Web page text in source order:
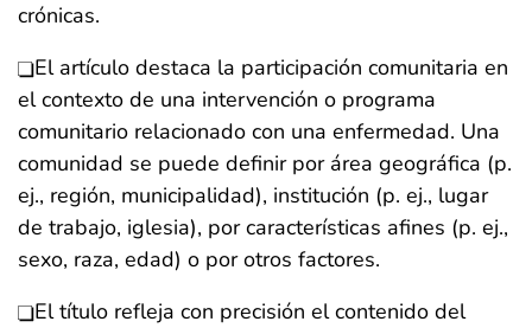
crónicas.
El artículo destaca la participación comunitaria en
el contexto de una intervención o programa
comunitario relacionado con una enfermedad. Una
comunidad se puede definir por área geográfica (p.
ej., región, municipalidad), institución (p. ej., lugar
de trabajo, iglesia), por características afines (p. ej.,
sexo, raza, edad) o por otros factores.
El título refleja con precisión el contenido del